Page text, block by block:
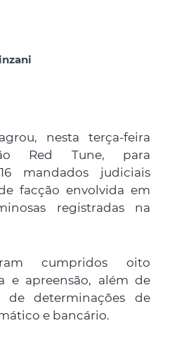
nesta terça-feira
Red Tune, para
mandados judiciais
facção envolvida em
registradas na
cumpridos oito
e apreensão, além de
de determinações de
e bancário.